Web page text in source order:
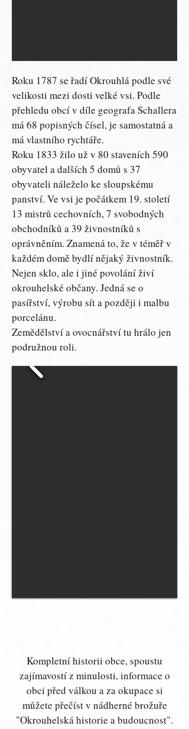
Roku 1787 se řadí Okrouhlá podle své
velikosti mezi dosti velké vsi. Podle
přehledu obcí v díle geografa Schallera
má 68 popisných čísel, je samostatná a
má vlastního rychtáře.
Roku 1833 žilo už v 80 staveních 590
obyvatel a dalších 5 domů s 37
obyvateli náleželo ke sloupskému
panství. Ve vsi je počátkem 19. století
13 mistrů cechovních, 7 svobodných
obchodníků a 39 živnostníků s
oprávněním. Znamená to, že v téměř v
každém domě bydlí nějaký živnostník.
Nejen sklo, ale i jiné povolání živí
okrouhelské občany. Jedná se o
pasířství, výrobu sít a později i malbu
porcelánu.
Zemědělství a ovocnářství tu hrálo jen
podružnou roli.
Kompletní historii obce, spoustu
zajímavostí z minulosti, informace o
obci před válkou a za okupace si
můžete přečíst v nádherné brožuře
"Okrouhelská historie a budoucnost".